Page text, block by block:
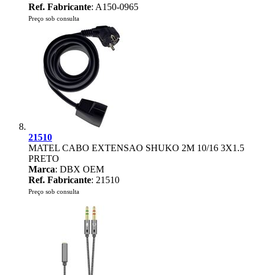
Ref. Fabricante: A150-0965
Preço sob consulta
21510
MATEL CABO EXTENSAO SHUKO 2M 10/16 3X1.5
PRETO
Marca: DBX OEM
Ref. Fabricante: 21510
Preço sob consulta